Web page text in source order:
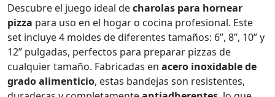
Descubre el juego ideal decharolas para hornear
pizza para uso en el hogar o cocina profesional. Este
set incluye 4 moldes de diferentes tamaños: 6”, 8”, 10” y
12” pulgadas, perfectos para preparar pizzas de
cualquier tamaño. Fabricadas en acero inoxidable de
grado alimenticio, estas bandejas son resistentes,